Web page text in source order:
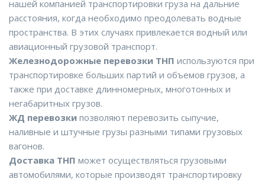
нашей компанией транспортировки груза на дальние
расстояния, когда необходимо преодолевать водные
пространства. В этих случаях привлекается водный или
авиационный грузовой транспорт.
Железнодорожные перевозки ТНП используются при
транспортировке больших партий и объемов грузов, а
также при доставке длинномерных, многотонных и
негабаритных грузов.
ЖД перевозки позволяют перевозить сыпучие,
наливные и штучные грузы разными типами грузовых
вагонов.
Доставка ТНП может осуществляться грузовыми
автомобилями, которые производят транспортировку